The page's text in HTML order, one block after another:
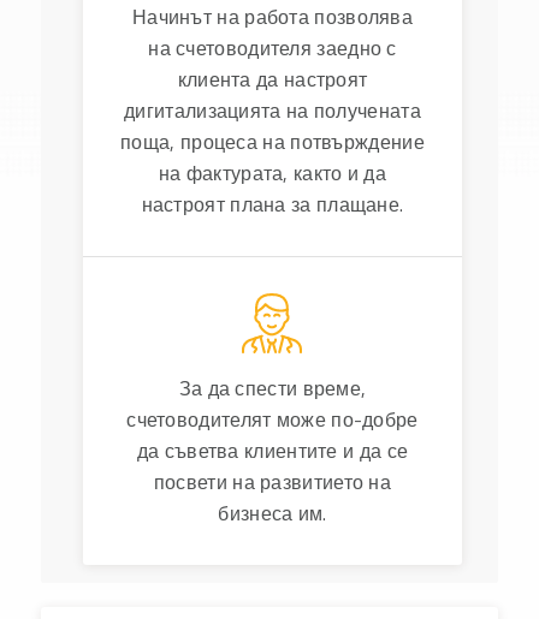
Начинът на работа позволява
на счетоводителя заедно с
клиента да настроят
дигитализацията на получената
поща, процеса на потвърждение
на фактурата, както и да
настроят плана за плащане.
За да спести време,
счетоводителят може по-добре
да съветва клиентите и да се
посвети на развитието на
бизнеса им.